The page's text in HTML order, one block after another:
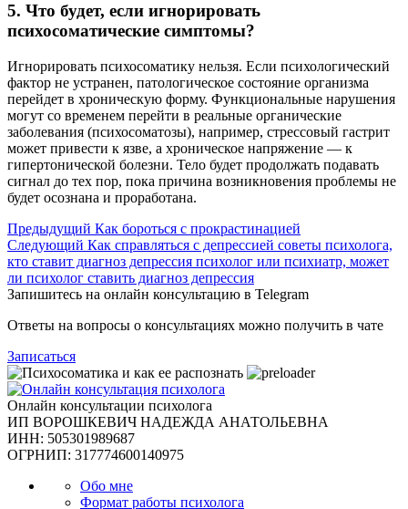
5. Что будет, если игнорировать
психосоматические симптомы?
Игнорировать психосоматику нельзя. Если психологический
фактор не устранен, патологическое состояние организма
перейдет в хроническую форму. Функциональные нарушения
могут со временем перейти в реальные органические
заболевания (психосоматозы), например, стрессовый гастрит
может привести к язве, а хроническое напряжение — к
гипертонической болезни. Тело будет продолжать подавать
сигнал до тех пор, пока причина возникновения проблемы не
будет осознана и проработана.
Предыдущий Как бороться с прокрастинацией
Следующий Как справляться с депрессией советы психолога,
кто ставит диагноз депрессия психолог или психиатр, может
ли психолог ставить диагноз депрессия
Запишитесь на онлайн консультацию в Telegram
Ответы на вопросы о консультациях можно получить в чате
Записаться
Онлайн консультации психолога
ИП ВОРОШКЕВИЧ НАДЕЖДА АНАТОЛЬЕВНА
ИНН: 505301989687
ОГРНИП: 317774600140975
Обо мне
Формат работы психолога